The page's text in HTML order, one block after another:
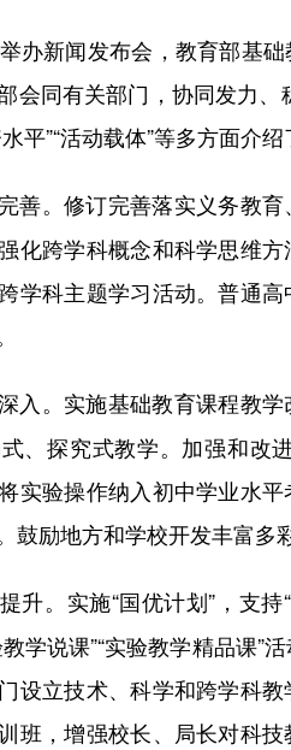
新闻发布会，教育部基础
会同有关部门，协同发力
水平”“活动载体”等多方面介
善。修订完善落实义务教
化跨学科概念和科学思维
学科主题学习活动。普通
入。 实施基础教育课程教
、探究式教学。加强和改
实验操作纳入初中学业水
鼓励地方和学校开发丰富多
升。 实施“国优计划”，支
学说课”“实验教学精品课
设立技术、科学和跨学科
班，增强校长、局长对科